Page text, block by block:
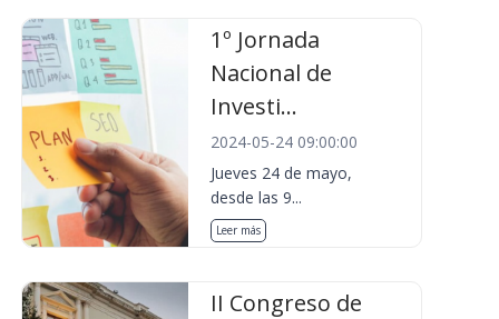
1º Jornada
Nacional de
Investi...
2024-05-24 09:00:00
Jueves 24 de mayo,
desde las 9...
Leer más
II Congreso de